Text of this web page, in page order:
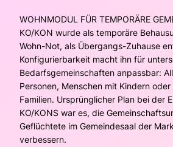
WOHNMODUL FÜR TEMPORÄRE
KO/KON wurde als temporäre
Wohn-Not, als Übergangs-Zuhause
Konfigurierbarkeit macht ihn für
Bedarfsgemeinschaften anpassbar:
Personen, Menschen mit Kindern
Familien. Ursprünglicher Plan bei der
KO/KONS war es, die
Geflüchtete im Gemeindesaal der
verbessern.